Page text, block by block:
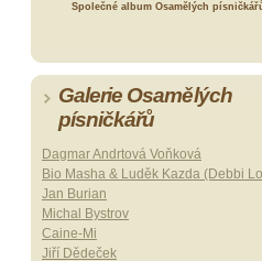
Společné album Osamělých
Galerie Osamělých
písničkářů
Dagmar Andrtová Voňková
Bio Masha & Luděk Kazda (Debbi
Jan Burian
Michal Bystrov
Caine-Mi
Jiří Dědeček